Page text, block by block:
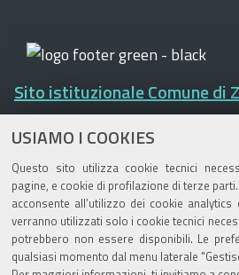
USIAMO I COOKIES
Questo sito utilizza cookie tecnici
pagine, e cookie di profilazione di terze
acconsente all’utilizzo dei cookie
verranno utilizzati solo i cookie tecnici
potrebbero non essere disponibili. Le
qualsiasi momento dal menu laterale
Sito istituzionale Comune di
Privacy policy |DPO |